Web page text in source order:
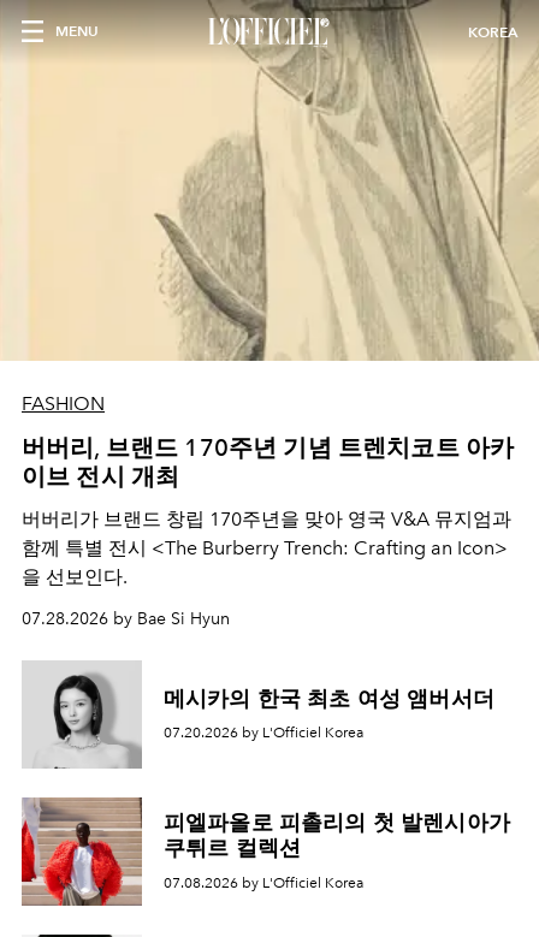
MENU KOREA
FASHION
버버리, 브랜드 170주년 기념 트렌치코트 아카
이브 전시 개최
버버리가 브랜드 창립 170주년을 맞아 영국 V&A 뮤지엄과
함께 특별 전시 <The Burberry Trench: Crafting an Icon>
을 선보인다.
07.28.2026 by Bae Si Hyun
메시카의 한국 최초 여성 앰버서더
07.20.2026 by L'Officiel Korea
피엘파올로 피촐리의 첫 발렌시아가
쿠튀르 컬렉션
07.08.2026 by L'Officiel Korea